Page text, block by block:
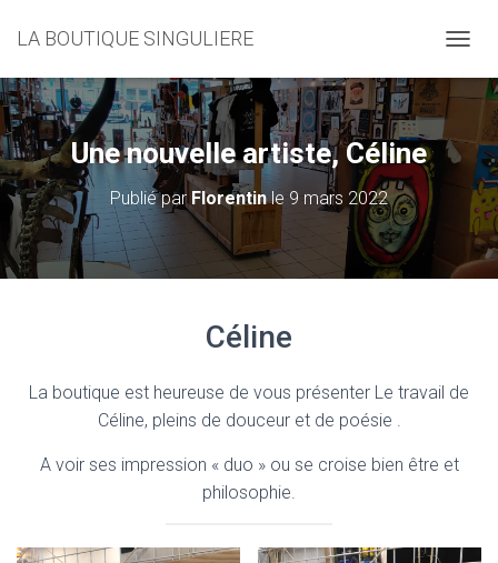
LA BOUTIQUE SINGULIERE
É
P
I
E
A
Une nouvelle artiste, Céline
Publié parFlorentinle 9 mars 2022
Céline
La boutique est heureuse de vous présenter Le travail de
Céline, pleins de douceur et de poésie .
A voir ses impression « duo » ou se croise bien être et
philosophie.